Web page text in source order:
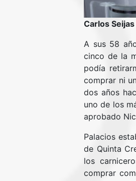
Carlos
A sus 58
cinco de la
podía
comprar ni
dos años
uno de los
aprobado
Palacios
de Quinta
los
comprar